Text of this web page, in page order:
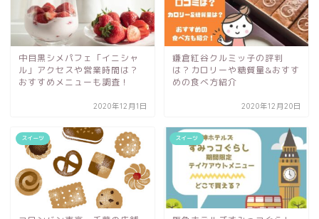
中目黒シメパフェ「イニシャ
ル」アクセスや営業時間は？
おすすめメニューも調査！
2020年12月1日
鎌倉紅谷クルミッ子の評判
は？カロリーや糖質量&おすす
めの食べ方紹介
2020年12月20日
スイーツ スイーツ